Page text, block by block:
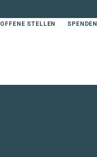
OFFENE STELLEN SPENDEN